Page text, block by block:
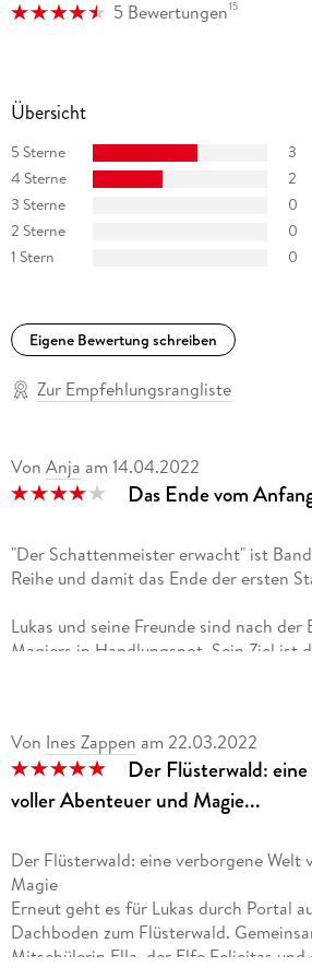
5 Bewertungen15
Übersicht
5 Sterne
3
4 Sterne
2
3 Sterne
0
2 Sterne
0
1 Stern
0
Eigene Bewertung schreiben
Zur Empfehlungsrangliste
Von Anja am 14.04.2022
Das Ende vom
"Der Schattenmeister erwacht" ist
Reihe und damit das Ende der ersten
Lukas und seine Freunde sind nach
Magiers in Handlungsnot. Sein Ziel ist
Wie auch die anderen Bände setzt Teil
die sich weiter entwickelt und
Doch auch neue Aspekte finden Platz.
umgehen, wenn man ihm einen Spiegel
Auch die Familien der Freunde spielen
Rolle und der Flüsterwald öffnet noch
Von Ines Zappen am 22.03.2022
Der Flüsterwald:
voller Abenteuer und Magie...
Der Flüsterwald: eine verborgene Welt
Magie
Erneut geht es für Lukas durch Portal
Dachboden zum Flüsterwald.
Mitschülerin Ella, der Elfe Felicitas und